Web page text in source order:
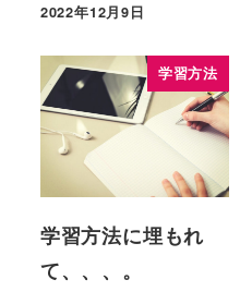
2022年12月9日
学習方法
学習方法に埋もれ
て、、、。